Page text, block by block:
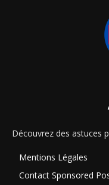
Découvrez des astuces
Mentions Légales
Contact Sponsored